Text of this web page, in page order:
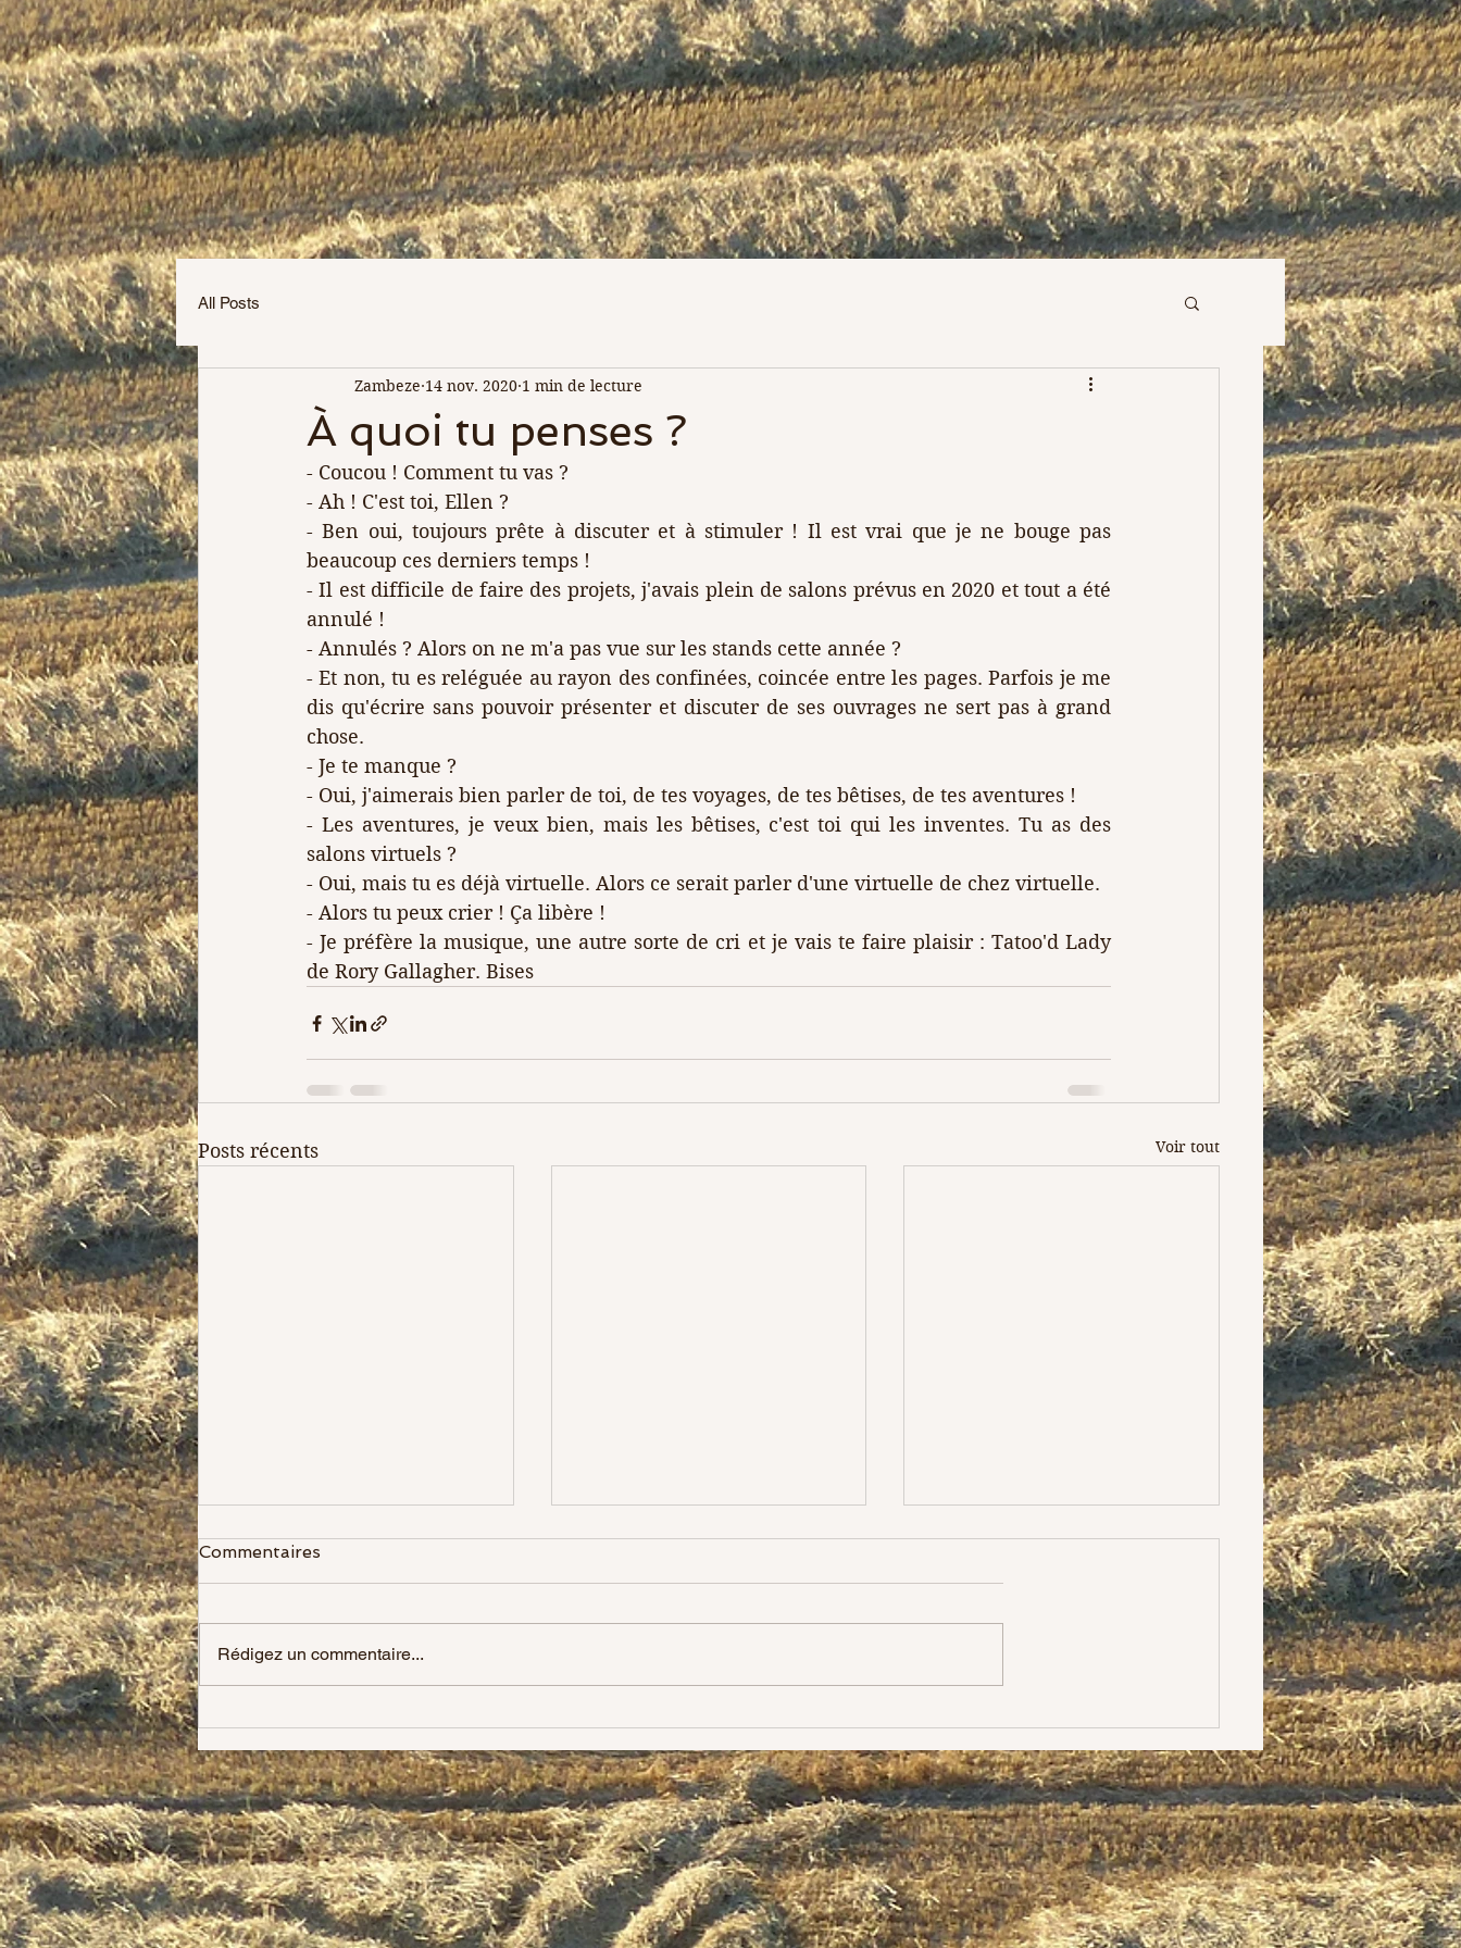
All Posts
À quoi tu penses ?
Zambeze 14 nov. 2020 1 min de lecture
- Coucou ! Comment tu vas ?
- Ah ! C'est toi, Ellen ?
- Ben oui, toujours prête à discuter et à stimuler ! Il est vrai que je ne bouge pas
beaucoup ces derniers temps !
- Il est difficile de faire des projets, j'avais plein de salons prévus en 2020 et tout a été
annulé !
- Annulés ? Alors on ne m'a pas vue sur les stands cette année ?
- Et non, tu es reléguée au rayon des confinées, coincée entre les pages. Parfois je me
dis qu'écrire sans pouvoir présenter et discuter de ses ouvrages ne sert pas à grand
chose.
- Je te manque ?
- Oui, j'aimerais bien parler de toi, de tes voyages, de tes bêtises, de tes aventures !
- Les aventures, je veux bien, mais les bêtises, c'est toi qui les inventes. Tu as des
salons virtuels ?
- Oui, mais tu es déjà virtuelle. Alors ce serait parler d'une virtuelle de chez virtuelle.
- Alors tu peux crier ! Ça libère !
- Je préfère la musique, une autre sorte de cri et je vais te faire plaisir : Tatoo'd Lady
de Rory Gallagher. Bises
Posts récents Voir tout
Évolution
Laboratoire
C'est là où je travaille. Cela
mes écrits (depuis...
Commentaires
Rédigez un commentaire...